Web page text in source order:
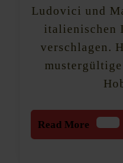
Ludovici und
italienischen
verschlagen.
Read More